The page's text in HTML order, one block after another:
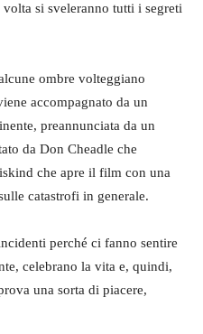
si sveleranno tutti i segreti
ombre volteggiano
accompagnato da un
preannunciata da un
da Don Cheadle che
che apre il film con una
catastrofi in generale.
perché ci fanno sentire
celebrano la vita e, quindi,
una sorta di piacere,